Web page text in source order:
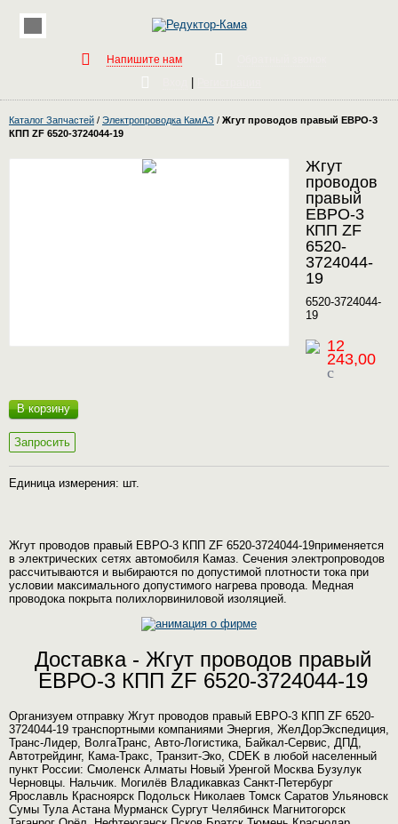
Напишите нам
Каталог Запчастей / Электропроводка КамАЗ / Жгут проводов правый ЕВРО-3
КПП ZF 6520-3724044-19
Жгут
проводов
правый
ЕВРО-3
КПП ZF
6520-
3724044-
19
6520-3724044-
19
12
243,00
c
В корзину
Запросить
Единица измерения: шт.
Жгут проводов правый ЕВРО-3 КПП ZF 6520-3724044-19применяется
в электрических сетях автомобиля Камаз. Сечения электропроводов
рассчитываются и выбираются по допустимой плотности тока при
условии максимального допустимого нагрева провода. Медная
проводока покрыта полихлорвиниловой изоляцией.
Доставка - Жгут проводов правый
ЕВРО-3 КПП ZF 6520-3724044-19
Организуем отправку Жгут проводов правый ЕВРО-3 КПП ZF 6520-
3724044-19 транспортными компаниями Энергия, ЖелДорЭкспедиция,
Транс-Лидер, ВолгаТранс, Авто-Логистика, Байкал-Сервис, ДПД,
Автотрейдинг, Кама-Тракс, Транзит-Эко, CDEK в любой населенный
пункт России: Смоленск Алматы Новый Уренгой Москва Бузулук
Черновцы. Нальчик. Могилёв Владикавказ Санкт-Петербург
Ярославль Красноярск Подольск Николаев Томск Саратов Ульяновск
Сумы Тула Астана Мурманск Сургут Челябинск Магнитогорск